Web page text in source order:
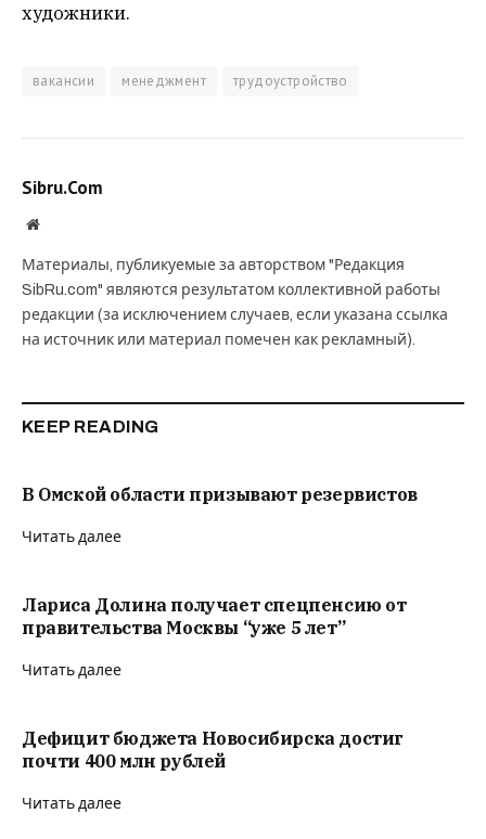
художники.
вакансии менеджмент трудоустройство
Sibru.Com
Website
Материалы, публикуемые за авторством "Редакция
SibRu.com" являются результатом коллективной работы
редакции (за исключением случаев, если указана ссылка
на источник или материал помечен как рекламный).
KEEP READING
В Омской области призывают резервистов
Читать далее
Лариса Долина получает спецпенсию от
правительства Москвы “уже 5 лет”
Читать далее
Дефицит бюджета Новосибирска достиг
почти 400 млн рублей
Читать далее